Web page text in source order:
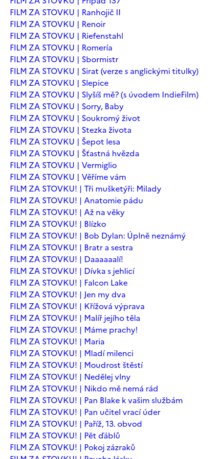
FILM ZA STOVKU | Ranhojič II
FILM ZA STOVKU | Renoir
FILM ZA STOVKU | Riefenstahl
FILM ZA STOVKU | Romería
FILM ZA STOVKU | Sbormistr
FILM ZA STOVKU | Sirat (verze s anglickými titulky)
FILM ZA STOVKU | Slepice
FILM ZA STOVKU | Slyšíš mě? (s úvodem IndieFilm)
FILM ZA STOVKU | Sorry, Baby
FILM ZA STOVKU | Soukromý život
FILM ZA STOVKU | Stezka života
FILM ZA STOVKU | Šepot lesa
FILM ZA STOVKU | Šťastná hvězda
FILM ZA STOVKU | Vermiglio
FILM ZA STOVKU | Věříme vám
FILM ZA STOVKU! | Tři mušketýři: Milady
FILM ZA STOVKU! | Anatomie pádu
FILM ZA STOVKU! | Až na věky
FILM ZA STOVKU! | Blízko
FILM ZA STOVKU! | Bob Dylan: Úplně neznámý
FILM ZA STOVKU! | Bratr a sestra
FILM ZA STOVKU! | Daaaaaalí!
FILM ZA STOVKU! | Dívka s jehlicí
FILM ZA STOVKU! | Falcon Lake
FILM ZA STOVKU! | Jen my dva
FILM ZA STOVKU! | Křížová výprava
FILM ZA STOVKU! | Malíř jejího těla
FILM ZA STOVKU! | Máme prachy!
FILM ZA STOVKU! | Maria
FILM ZA STOVKU! | Mladí milenci
FILM ZA STOVKU! | Moudrost štěstí
FILM ZA STOVKU! | Nedělej vlny
FILM ZA STOVKU! | Nikdo mě nemá rád
FILM ZA STOVKU! | Pan Blake k vašim službám
FILM ZA STOVKU! | Pan učitel vrací úder
FILM ZA STOVKU! | Paříž, 13. obvod
FILM ZA STOVKU! | Pět ďáblů
FILM ZA STOVKU! | Pokoj zázraků